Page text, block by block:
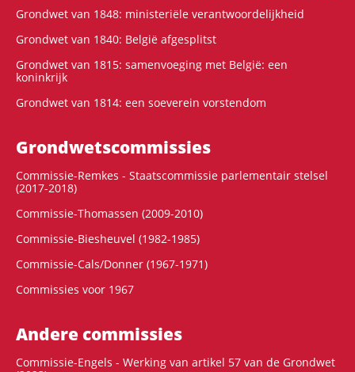
Grondwet van 1848: ministeriële verantwoordelijkheid
Grondwet van 1840: België afgesplitst
Grondwet van 1815: samenvoeging met België: een
koninkrijk
Grondwet van 1814: een soeverein vorstendom
Grondwets­commissies
Commissie-Remkes - Staatscommissie parlementair stelsel
(2017-2018)
Commissie-Thomassen (2009-2010)
Commissie-Biesheuvel (1982-1985)
Commissie-Cals/Donner (1967-1971)
Commissies voor 1967
Andere commissies
Commissie-Engels - Werking van artikel 57 van de Grondwet